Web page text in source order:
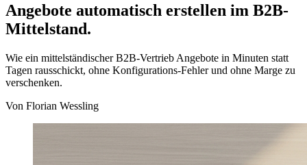
Angebote automatisch erstellen im B2B-
Mittelstand.
Wie ein mittelständischer B2B-Vertrieb Angebote in Minuten statt
Tagen rausschickt, ohne Konfigurations-Fehler und ohne Marge zu
verschenken.
Von Florian Wessling